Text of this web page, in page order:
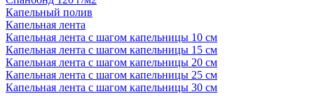
Капельный полив
Капельная лента
Капельная лента с шагом капельницы 10 см
Капельная лента с шагом капельницы 15 см
Капельная лента с шагом капельницы 20 см
Капельная лента с шагом капельницы 25 см
Капельная лента с шагом капельницы 30 см